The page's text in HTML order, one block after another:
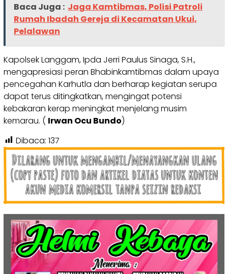
Baca Juga : Jaga Kamtibmas, Polisi Patroli
Rumah Ibadah Gereja di Kecamatan Ukui,
Pelalawan
Kapolsek Langgam, Ipda Jerri Paulus Sinaga, S.H.,
mengapresiasi peran Bhabinkamtibmas dalam upaya
pencegahan Karhutla dan berharap kegiatan serupa
dapat terus ditingkatkan, mengingat potensi
kebakaran kerap meningkat menjelang musim
kemarau. ( Irwan Ocu Bundo)
Dibaca: 137